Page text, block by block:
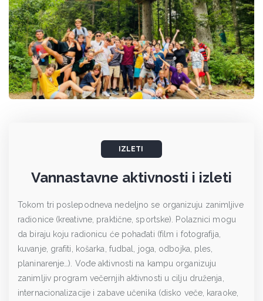
IZLETI
Vannastavne aktivnosti i izleti
Tokom tri poslepodneva nedeljno se organizuju zanimljive
radionice (kreativne, praktične, sportske). Polaznici mogu
da biraju koju radionicu će pohađati (film i fotografija,
kuvanje, grafiti, košarka, fudbal, joga, odbojka, ples,
planinarenje…). Vođe aktivnosti na kampu organizuju
zanimljiv program večernjih aktivnosti u cilju druženja,
internacionalizacije i zabave učenika (disko veče, karaoke,